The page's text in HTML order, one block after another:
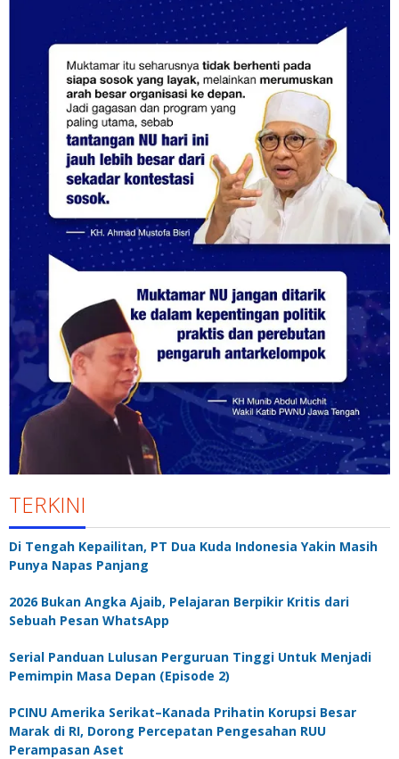
TERKINI
Di Tengah Kepailitan, PT Dua Kuda Indonesia Yakin Masih
Punya Napas Panjang
2026 Bukan Angka Ajaib, Pelajaran Berpikir Kritis dari
Sebuah Pesan WhatsApp
Serial Panduan Lulusan Perguruan Tinggi Untuk Menjadi
Pemimpin Masa Depan (Episode 2)
PCINU Amerika Serikat–Kanada Prihatin Korupsi Besar
Marak di RI, Dorong Percepatan Pengesahan RUU
Perampasan Aset